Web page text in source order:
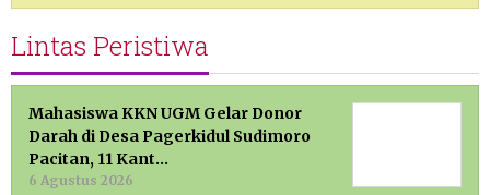
Lintas Peristiwa
Mahasiswa KKN UGM Gelar Donor
Darah di Desa Pagerkidul Sudimoro
Pacitan, 11 Kant…
6 Agustus 2026